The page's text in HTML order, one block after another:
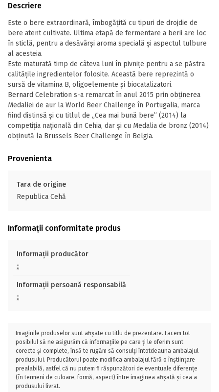
Descriere
Este o bere extraordinară, îmbogățită cu tipuri de drojdie de
bere atent cultivate. Ultima etapă de fermentare a berii are loc
în sticlă, pentru a desăvârși aroma specială și aspectul tulbure
al acesteia.
Este maturată timp de câteva luni în pivnițe pentru a se păstra
calitățile ingredientelor folosite. Această bere reprezintă o
sursă de vitamina B, oligoelemente și biocatalizatori.
Bernard Celebration s-a remarcat în anul 2015 prin obținerea
Medaliei de aur la World Beer Challenge în Portugalia, marca
fiind distinsă și cu titlul de „Cea mai bună bere” (2014) la
competiția națională din Cehia, dar și cu Medalia de bronz (2014)
obținută la Brussels Beer Challenge în Belgia.
Provenienta
Tara de origine
Republica Cehă
Informații conformitate produs
Informații producător
;;
Informații persoană responsabilă
;;
Imaginile produselor sunt afișate cu titlu de prezentare. Facem tot
posibilul să ne asigurăm că informațiile pe care ți le oferim sunt
corecte și complete, însă te rugăm să consulți întotdeauna ambalajul
produsului. Producătorul poate modifica ambalajul fără o înștiințare
prealabilă, astfel că nu putem fi răspunzători de eventuale diferențe
(în termeni de culoare, formă, aspect) între imaginea afișată și cea a
produsului livrat.